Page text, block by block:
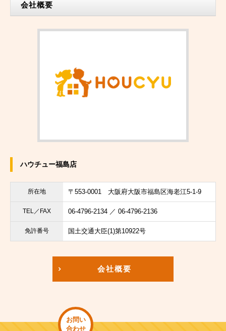
会社概要
ハウチュー福島店
所在地 〒553-0001 大阪府大阪市福島区海老江5-1-9
TEL／FAX 06-4796-2134 ／ 06-4796-2136
免許番号 国土交通大臣(1)第10922号
会社概要
お問い
合わせ